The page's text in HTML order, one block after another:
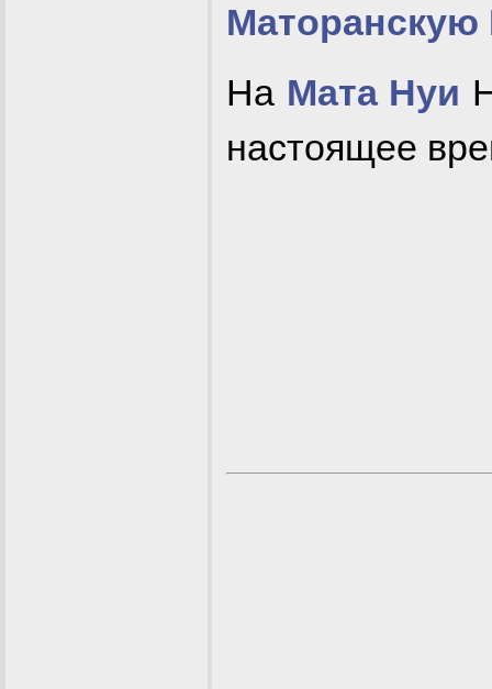
Маторанскую
На Мата Нуи
настоящее